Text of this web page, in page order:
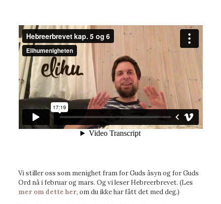
Vi stiller oss som menighet fram for Guds åsyn og for Guds
Ord nå i februar og mars. Og vi leser Hebreerbrevet. (Les
mer om dette her, om du ikke har fått det med deg.)